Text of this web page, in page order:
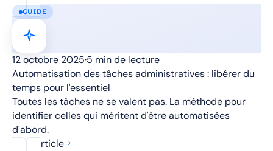
GUIDE
12 octobre 2025·5 min de lecture
Automatisation des tâches administratives : libérer du
temps pour l'essentiel
Toutes les tâches ne se valent pas. La méthode pour
identifier celles qui méritent d'être automatisées
d'abord.
Lire l'article